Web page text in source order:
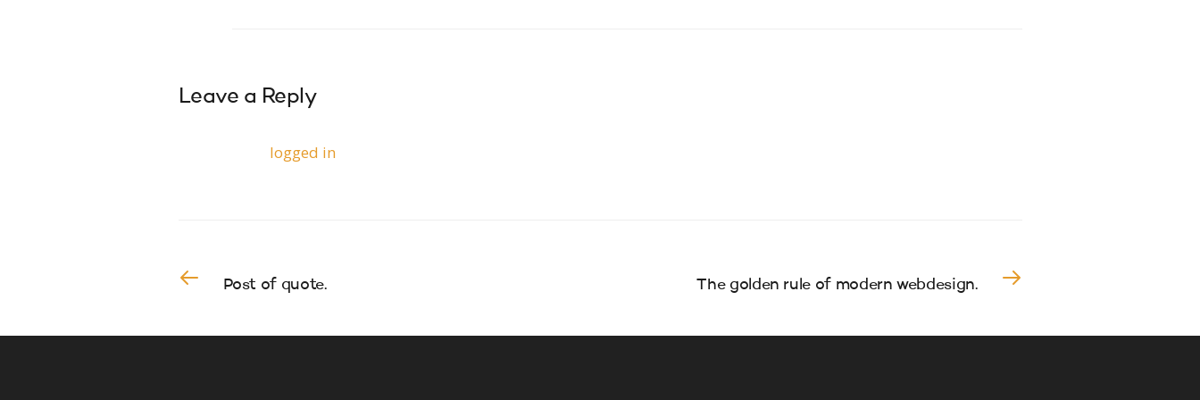
Leave a Reply
logged into post a comment.
Post of quote. The golden rule of modern webdesign.